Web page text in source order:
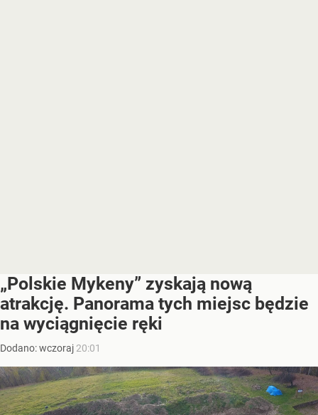
„Polskie Mykeny” zyskają nową
atrakcję. Panorama tych miejsc będzie
na wyciągnięcie ręki
Dodano:wczoraj 20:01